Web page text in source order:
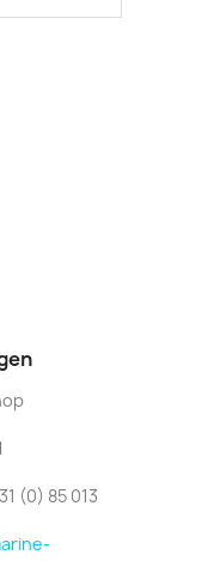
(0) 85 013